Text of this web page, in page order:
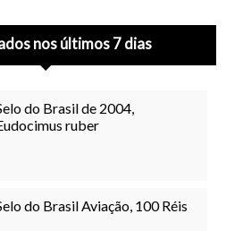
nos últimos 7 dias
do Brasil de 2004,
ruber
do Brasil Aviação, 100 Réis